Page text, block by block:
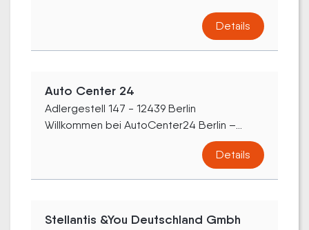
Details
Auto Center 24
Adlergestell 147 - 12439 Berlin
Willkommen bei AutoCenter24 Berlin –...
Details
Stellantis &You Deutschland Gmbh